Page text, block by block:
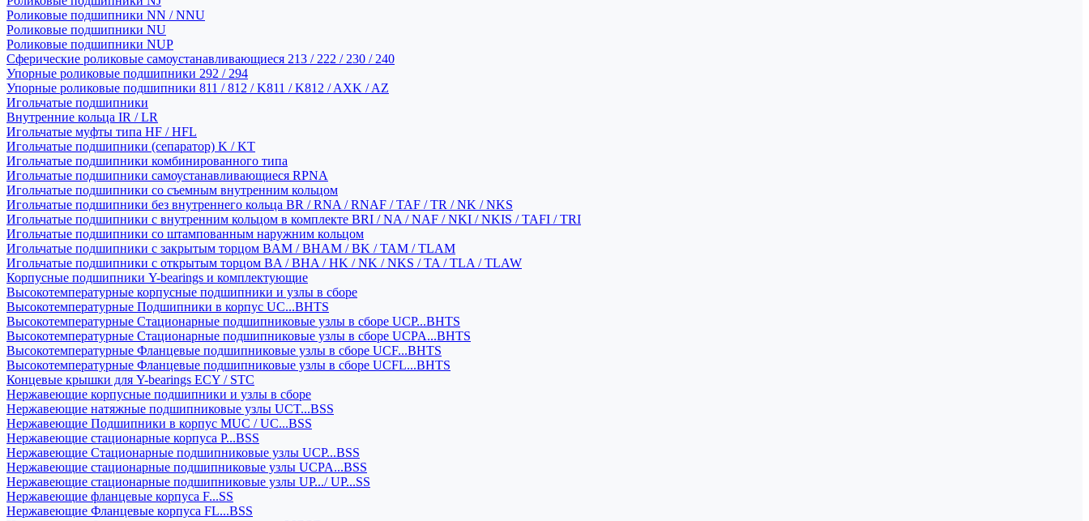
Роликовые подшипники NN / NNU
Роликовые подшипники NU
Роликовые подшипники NUP
Сферические роликовые самоустанавливающиеся 213 / 222 / 230 / 240
Упорные роликовые подшипники 292 / 294
Упорные роликовые подшипники 811 / 812 / K811 / K812 / AXK / AZ
Игольчатые подшипники
Внутренние кольца IR / LR
Игольчатые муфты типа HF / HFL
Игольчатые подшипники (сепаратор) K / KT
Игольчатые подшипники комбинированного типа
Игольчатые подшипники самоустанавливающиеся RPNA
Игольчатые подшипники со съемным внутренним кольцом
Игольчатые подшипники без внутреннего кольца BR / RNA / RNAF / TAF / TR / NK / NKS
Игольчатые подшипники с внутренним кольцом в комплекте BRI / NA / NAF / NKI / NKIS / TAFI / TRI
Игольчатые подшипники со штампованным наружним кольцом
Игольчатые подшипники с закрытым торцом BAM / BHAM / BK / TAM / TLAM
Игольчатые подшипники с открытым торцом BA / BHA / HK / NK / NKS / TA / TLA / TLAW
Корпусные подшипники Y-bearings и комплектующие
Высокотемпературные корпусные подшипники и узлы в сборе
Высокотемпературные Подшипники в корпус UC...BHTS
Высокотемпературные Стационарные подшипниковые узлы в сборе UCP...BHTS
Высокотемпературные Стационарные подшипниковые узлы в сборе UCPA...BHTS
Высокотемпературные Фланцевые подшипниковые узлы в сборе UCF...BHTS
Высокотемпературные Фланцевые подшипниковые узлы в сборе UCFL...BHTS
Концевые крышки для Y-bearings ECY / STC
Нержавеющие корпусные подшипники и узлы в сборе
Нержавеющие натяжные подшипниковые узлы UCT...BSS
Нержавеющие Подшипники в корпус MUC / UC...BSS
Нержавеющие стационарные корпуса P...BSS
Нержавеющие Стационарные подшипниковые узлы UCP...BSS
Нержавеющие стационарные подшипниковые узлы UCPA...BSS
Нержавеющие стационарные подшипниковые узлы UP.../ UP...SS
Нержавеющие фланцевые корпуса F...SS
Нержавеющие Фланцевые корпуса FL...BSS